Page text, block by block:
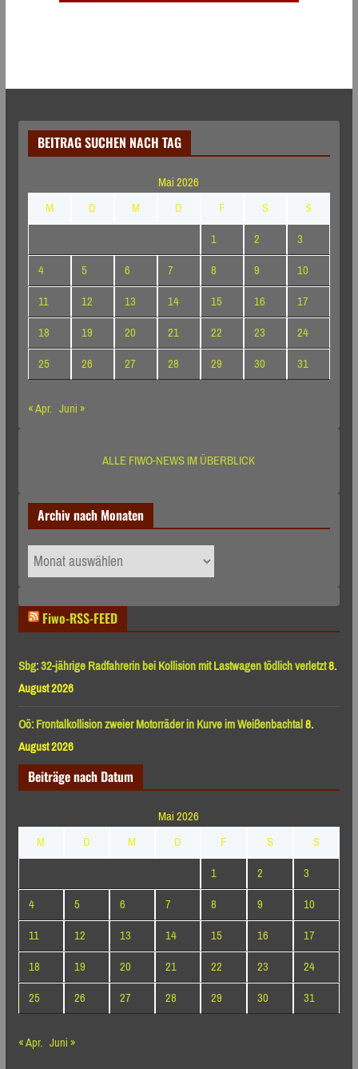
BEITRAG SUCHEN NACH TAG
Mai 2026
M
D M D F S
S
1
2
3
4
5 6 7 8 9
10
11
12 13 14 15 16
17
18
19 20 21 22 23
24
25
26 27 28 29 30
31
« Apr. Juni »
ALLE FIWO-NEWS IM ÜBERBLICK
Archiv nach Monaten
Archiv
nach
Fiwo-RSS-FEED
Sbg: 32-jährige Radfahrerin bei Kollision mit Lastwagen tödlich verletzt8.
August 2026
Oö: Frontalkollision zweier Motorräder in Kurve im Weißenbachtal8.
August 2026
Beiträge nach Datum
Mai 2026
M
D M D F S
S
1
2
3
4
5 6 7 8 9
10
11
12 13 14 15 16
17
18
19 20 21 22 23
24
25
26 27 28 29 30
31
« Apr. Juni »